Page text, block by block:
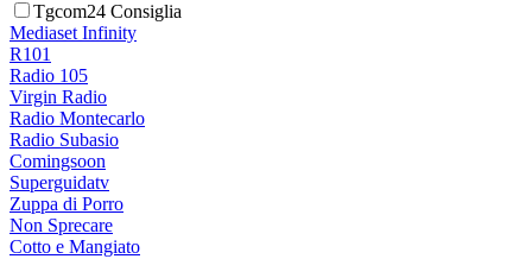
Tgcom24 Consiglia
Mediaset Infinity
R101
Radio 105
Virgin Radio
Radio Montecarlo
Radio Subasio
Comingsoon
Superguidatv
Zuppa di Porro
Non Sprecare
Cotto e Mangiato